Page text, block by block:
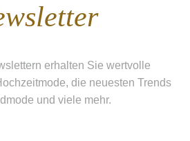
erhalten Sie wertvolle
die neuesten Trends
und viele mehr.